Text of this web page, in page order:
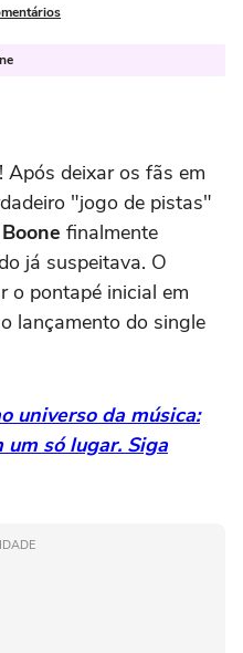
deixar os fãs em
"jogo de pistas"
finalmente
já suspeitava. O
o pontapé inicial em
lançamento do single
universo da música:
um só lugar. Siga